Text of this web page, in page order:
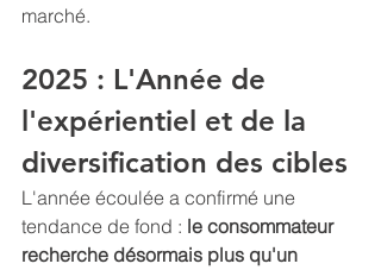
marché.
2025 : L'Année de
l'expérientiel et de la
diversification des cibles
L'année écoulée a confirmé une
tendance de fond : le consommateur
recherche désormais plus qu'un